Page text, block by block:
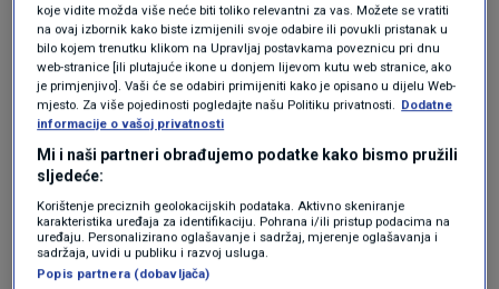
Ako odlučite slijediti savjet Dr. Desai i uzeti ibuprofen i
paracetamol, tada ne biste trebali istovremeno uzimati
lijekove za kašalj i prehladu.
"Napomena da mnogi lijekovi za kašalj i prehladu često
također sadrže paracetamol i ibuprofen, pa je lako uzeti više
od preporučene doze", upozorava NHS.
Važno je napomenuti da cjepivo protiv gripe ne može
spriječiti osobu da se prehladi. Također, obratite se liječniku
koje vidite možda više neće biti toliko relevantni za vas. Možete se vratiti
na ovaj izbornik kako biste izmijenili svoje odabire ili povukli pristanak u
bilo kojem trenutku klikom na Upravljaj postavkama poveznicu pri dnu
web-stranice [ili plutajuće ikone u donjem lijevom kutu web stranice, ako
je primjenjivo]. Vaši će se odabiri primijeniti kako je opisano u dijelu Web-
mjesto. Za više pojedinosti pogledajte našu Politiku privatnosti. Dodatne
informacije o vašoj privatnosti
Mi i naši partneri obrađujemo podatke kako bismo pružili
sljedeće:
Korištenje preciznih geolokacijskih podataka. Aktivno skeniranje
karakteristika uređaja za identifikaciju. Pohrana i/ili pristup podacima na
uređaju. Personalizirano oglašavanje i sadržaj, mjerenje oglašavanja i
sadržaja, uvidi u publiku i razvoj usluga.
Popis partnera (dobavljača)